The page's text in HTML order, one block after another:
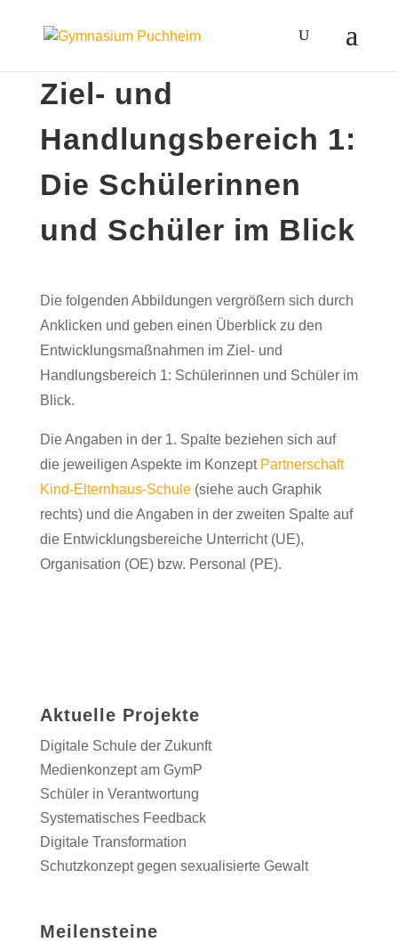
Ziel- und
Handlungsbereich 1:
Die Schülerinnen
und Schüler im Blick
Die folgenden Abbildungen vergrößern sich durch
Anklicken und geben einen Überblick zu den
Entwicklungsmaßnahmen im Ziel- und
Handlungsbereich 1: Schülerinnen und Schüler im
Blick.
Die Angaben in der 1. Spalte beziehen sich auf
die jeweiligen Aspekte im Konzept Partnerschaft
Kind-Elternhaus-Schule(siehe auch Graphik
rechts) und die Angaben in der zweiten Spalte auf
die Entwicklungsbereiche Unterricht (UE),
Organisation (OE) bzw. Personal (PE).
Aktuelle Projekte
Digitale Schule der Zukunft
Medienkonzept am GymP
Schüler in Verantwortung
Systematisches Feedback
Digitale Transformation
Schutzkonzept gegen sexualisierte Gewalt
Meilensteine